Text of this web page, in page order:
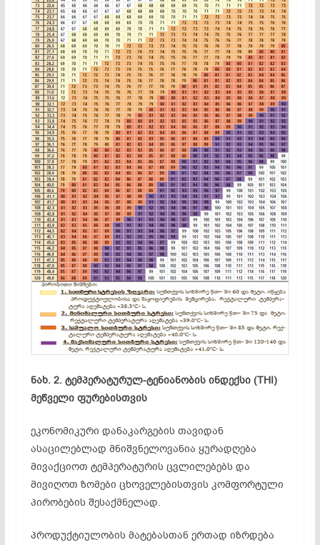
ნახ. 2. ტემპერატურულ-ტენიანობის ინდექსი (THI)
მეწველი ფურებისთვის
ეკონომიკური დანაკარგების თავიდან
ასაცილებლად მნიშვნელოვანია ყურად­ღება
მივაქციოთ ტემპერატურის ცვლილებებს და
მივიღოთ ზომები ცხოველების­თვის კომფორტული
პირობების შესაქმნელად.
პროდუქტიულობის მატებასთან ერთად იზრდება